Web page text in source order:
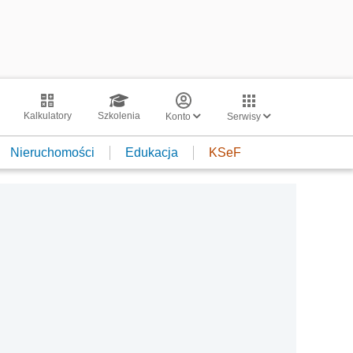
Kalkulatory Szkolenia Konto Serwisy
Nieruchomości Edukacja KSeF